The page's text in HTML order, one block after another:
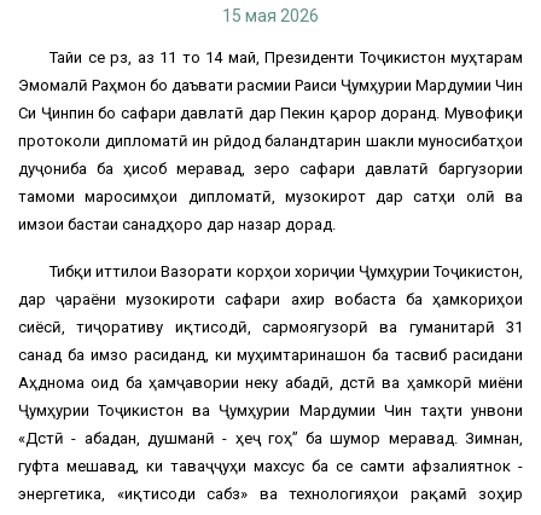
15 мая 2026
Тайи се рӯз, аз 11 то 14 май, Президенти Тоҷикистон муҳтарам
Эмомалӣ Раҳмон бо даъвати расмии Раиси Ҷумҳурии Мардумии Чин
Си Ҷинпин бо сафари давлатӣ дар Пекин қарор доранд. Мувофиқи
протоколи дипломатӣ ин рӯйдод баландтарин шакли муносибатҳои
дуҷониба ба ҳисоб меравад, зеро сафари давлатӣ баргузории
тамоми маросимҳои дипломатӣ, музокирот дар сатҳи олӣ ва
имзои бастаи санадҳоро дар назар дорад.
Тибқи иттилои Вазорати корҳои хориҷии Ҷумҳурии Тоҷикистон,
дар ҷараёни музокироти сафари ахир вобаста ба ҳамкориҳои
сиёсӣ, тиҷоративу иқтисодӣ, сармоягузорӣ ва гуманитарӣ 31
санад ба имзо расиданд, ки муҳимтаринашон ба тасвиб расидани
Аҳднома оид ба ҳамҷавории неку абадӣ, дӯстӣ ва ҳамкорӣ миёни
Ҷумҳурии Тоҷикистон ва Ҷумҳурии Мардумии Чин таҳти унвони
«Дӯстӣ - абадан, душманӣ - ҳеҷ гоҳ” ба шумор меравад. Зимнан,
гуфта мешавад, ки таваҷҷуҳи махсус ба се самти афзалиятнок -
энергетика, «иқтисоди сабз» ва технологияҳои рақамӣ зоҳир